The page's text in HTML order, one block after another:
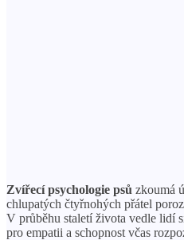
Zvířecí psychologie psů zkoumá
chlupatých čtyřnohých přátel
V průběhu staletí života vedle lidí
pro empatii a schopnost včas